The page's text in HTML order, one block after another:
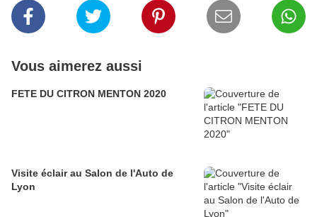
Vous aimerez aussi
FETE DU CITRON MENTON 2020
Visite éclair au Salon de l'Auto de
Lyon